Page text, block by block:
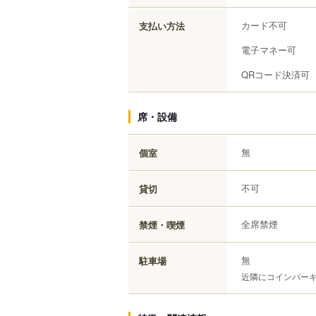
支払い方法
カード不可
電子マネー可
QRコード決済可
席・設備
個室 無
貸切 不可
禁煙・喫煙 全席禁煙
駐車場 無
近隣にコインパー